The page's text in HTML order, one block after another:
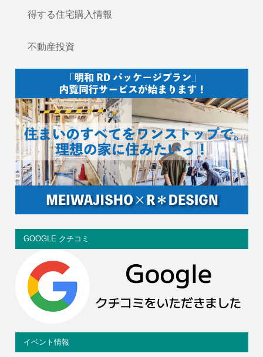
得する住宅購入情報
不動産投資
GOOGLE クチコミ
イベント情報